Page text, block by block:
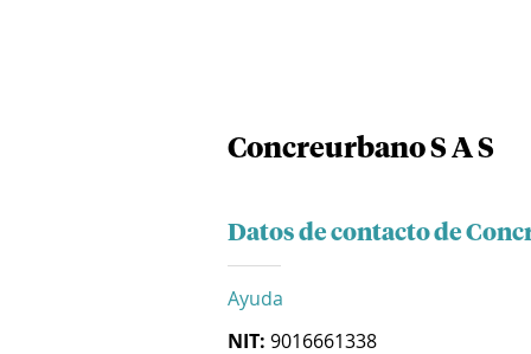
Concreurbano S A S
Datos de contacto de
Ayuda
NIT: 9016661338